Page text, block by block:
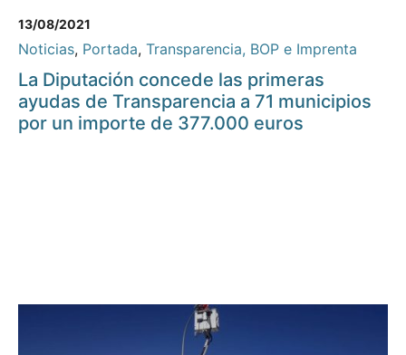
13/08/2021
Noticias, Portada, Transparencia, BOP e Imprenta
La Diputación concede las primeras
ayudas de Transparencia a 71 municipios
por un importe de 377.000 euros